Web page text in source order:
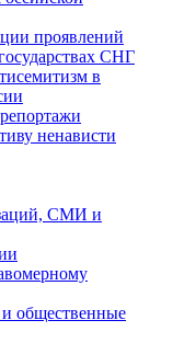
проявлений
СНГ
в
ненависти
СМИ и
общественные